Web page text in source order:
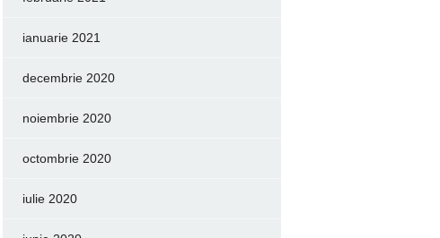
ianuarie 2021
decembrie 2020
noiembrie 2020
octombrie 2020
iulie 2020